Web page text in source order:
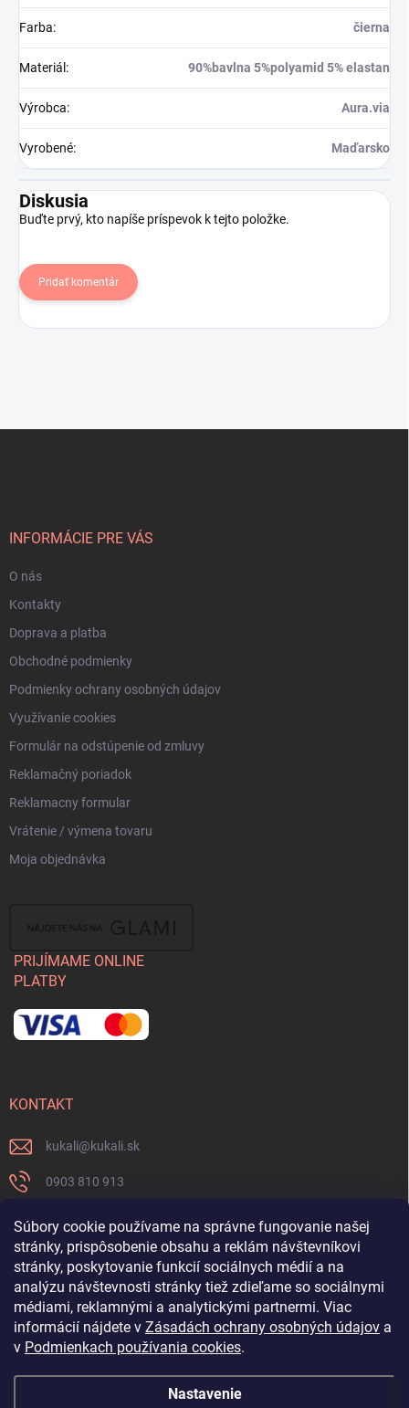
Súbory cookie používame na správne fungovanie našej
stránky, prispôsobenie obsahu a reklám návštevníkovi
stránky, poskytovanie funkcií sociálnych médií a na
analýzu návštevnosti stránky tiež zdieľame so sociálnymi
médiami, reklamnými a analytickými partnermi. Viac
informácií nájdete v Zásadách ochrany osobných údajov a
v Podmienkach používania cookies.
Nastavenie
Farba: čierna
Materiál : 90%bavlna 5%polyamid 5% elastan
Výrobca: Aura.via
Vyrobené: Maďarsko
Diskusia
Buďte prvý, kto napíše príspevok k tejto položke.
Pridať komentár
INFORMÁCIE PRE VÁS
O nás
Kontakty
Doprava a platba
Obchodné podmienky
Podmienky ochrany osobných údajov
Využívanie cookies
Formulár na odstúpenie od zmluvy
Reklamačný poriadok
Reklamacny formular
Vrátenie / výmena tovaru
Moja objednávka
PRIJÍMAME ONLINE
PLATBY
KONTAKT
kukali@kukali.sk
0903 810 913
0903 810 913
Nenechajte si ujsť novinky a sledujte nás na FB
kukalishop